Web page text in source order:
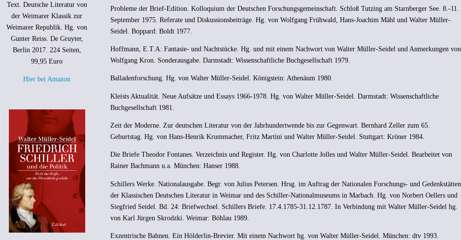
Text. Deutsche Literatur von
der Weimarer Klassik zur
Weimarer Republik. Hg. von
Gunter Reiss. De Gruyter,
Berlin 2017. 224 Seiten,
99,95 Euro
Hier bei Amazon
Probleme der Brief-Edition. Kolloquium der Deutschen Forschungsgemeinschaft. Schloß Tutzing am Starnberger See. 8.-11.
September 1975. Referate und Diskussionsbeiträge. Hg. von Wolfgang Frühwald, Hans-Joachim Mähl und Walter Müller-
Seidel. Boppard: Boldt 1977.
Hoffmann, E.T.A: Fantasie- und Nachtstücke. Hg. und mit einem Nachwort von Walter Müller-Seidel und Anmerkungen von
Wolfgang Kron. Sonderausgabe. Darmstadt: Wissenschaftliche Buchgesellschaft 1979.
Balladenforschung. Hg. von Walter Müller-Seidel. Königstein: Athenäum 1980.
Kleists Aktualität. Neue Aufsätze und Essays 1966-1978. Hg. von Walter Müller-Seidel. Darmstadt: Wissenschaftliche
Buchgesellschaft 1981.
Zeit der Moderne. Zur deutschen Literatur von der Jahrhundertwende bis zur Gegenwart. Bernhard Zeller zum 65.
Geburtstag. Hg. von Hans-Henrik Krummacher, Fritz Martini und Walter Müller-Seidel. Stuttgart: Kröner 1984.
Die Briefe Theodor Fontanes. Verzeichnis und Register. Hg. von Charlotte Jolles und Walter Müller-Seidel. Bearbeitet von
Rainer Bachmann u.a. München: Hanser 1988.
Schillers Werke. Nationalausgabe. Begr. von Julius Petersen. Hrsg. im Auftrag der Nationalen Forschungs- und Gedenkstätten
der Klassischen Deutschen Literatur in Weimar und des Schiller-Nationalmuseums in Marbach. Hg. von Norbert Oellers und
Siegfried Seidel. Bd. 24: Briefwechsel. Schillers Briefe. 17.4.1785-31.12.1787. In Verbindung mit Walter Müller-Seidel hg.
von Karl Jürgen Skrodzki. Weimar: Böhlau 1989.
Exzentrische Bahnen. Ein Hölderlin-Brevier. Mit einem Nachwort hg. von Walter Müller-Seidel. München: dtv 1993.